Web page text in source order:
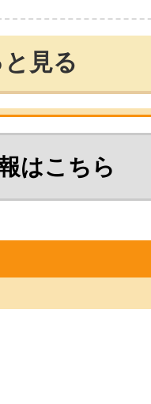
見る
はこちら